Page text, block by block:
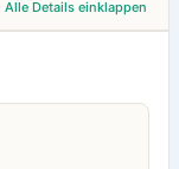
Alle Details einklappen